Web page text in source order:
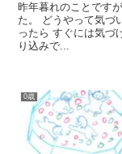
昨年暮れのことです
た。 どうやって気づ
ったら すぐには気づ
り込みで...
0歳